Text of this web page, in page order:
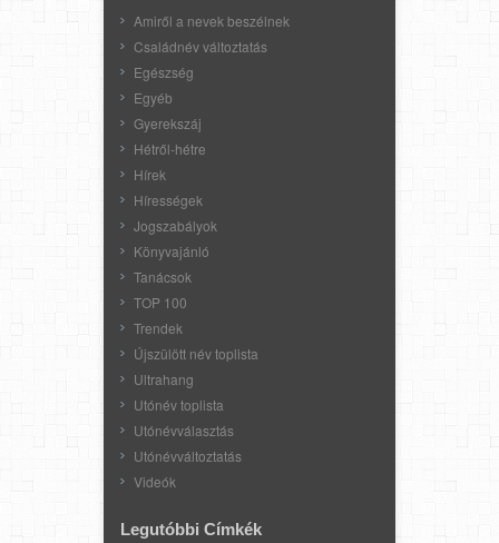
Amiről a nevek beszélnek
Családnév változtatás
Egészség
Egyéb
Gyerekszáj
Hétről-hétre
Hírek
Hírességek
Jogszabályok
Könyvajánló
Tanácsok
TOP 100
Trendek
Újszülött név toplista
Ultrahang
Utónév toplista
Utónévválasztás
Utónévváltoztatás
Videók
Legutóbbi Címkék